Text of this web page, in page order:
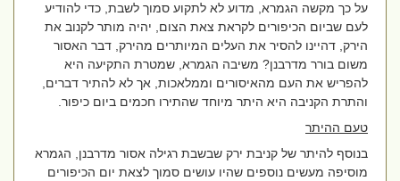
על כך מקשה הגמרא, מדוע לא לתקוע סמוך לשבת, כדי להודיע
לעם שביום הכיפורים לקראת צאת הצום, יהיה מותר לקנוב את
הירק, דהיינו להסיר את העלים המיותרים מהירק, דבר האסור
משום בורר מדרבנן? משיבה הגמרא, שמטרת התקיעה היא
להפריש את העם מהאיסורים וממלאכות, אך לא להתיר דברים,
והתרת הקניבה היא היתר מיוחד שהתירו חכמים ביום כיפור.
טעם ההיתר
בנוסף להיתר של קניבת ירק שבשבת רגילה אסור מדרבנן, הגמרא
מוסיפה מעשים נוספים שהיו עושים סמוך לצאת יום הכיפורים